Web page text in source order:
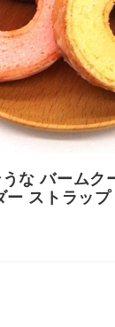
な バームク
ー ストラップ